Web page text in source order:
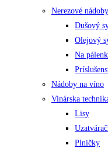
Nerezové nádoby
Dušový
Olejový
Na
Nádoby na víno
Vinárska
Lisy
Plničky